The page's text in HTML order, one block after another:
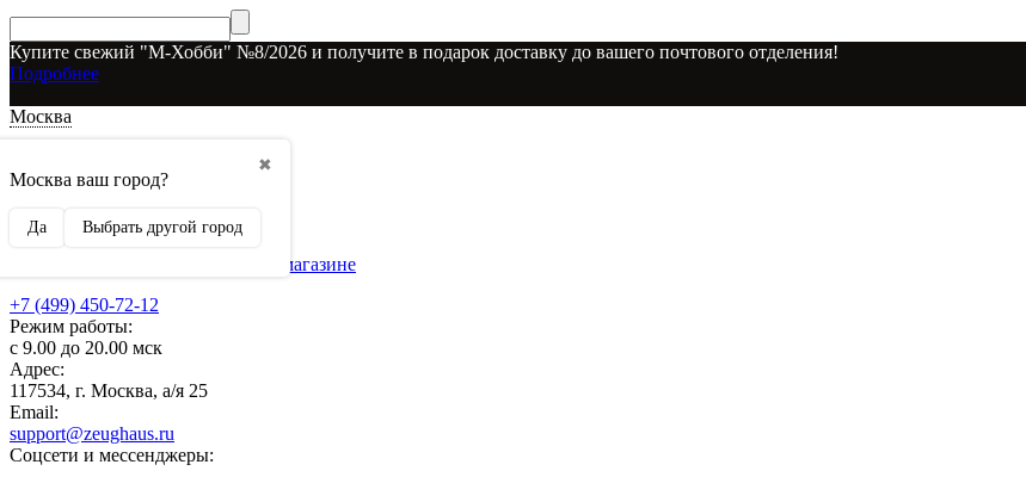
Купите свежий "М-Хобби" №8/2026 и получите в подарок доставку до вашего почтового отделения!
Подробнее
Москва
✖
Москва ваш город?
Да Выбрать другой город
О наших скидках
Рекламодателям
Бренды, представленные в магазине
+7 (499) 450-72-12
Режим работы:
с 9.00 до 20.00 мск
Адрес:
117534, г. Москва, а/я 25
Email:
support@zeughaus.ru
Соцсети и мессенджеры: